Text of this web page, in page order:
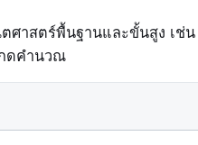
าสตร์พื้นฐานและขั้นสูง เช่
กดคำนวณ